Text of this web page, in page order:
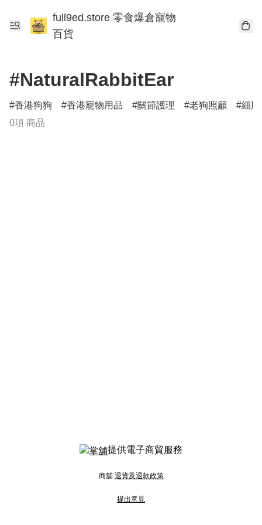
full9ed.store 零食爆倉寵物
百貨
#NaturalRabbitEar
香港狗狗 香港寵物用品 關節護理 老狗照顧
細
0項 商品
提供電子商貿服務
商舖 退貨及退款政策
提出意見